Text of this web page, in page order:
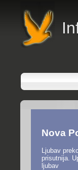
Nova
Ljubav
prisutnija.
ljubav